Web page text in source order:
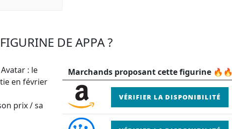
DE APPA ?
: le
en février
prix / sa
Marchands proposant cette figurine 🔥🔥
VÉRIFIER LA DISPONIBILITÉ